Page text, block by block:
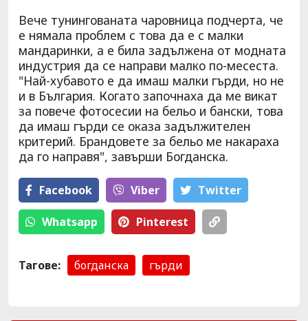
Вече тунингованата чаровница подчерта, че
е нямала проблем с това да е с малки
мандаринки, а е била задължена от модната
индустрия да се направи малко по-месеста.
"Най-хубавото е да имаш малки гърди, но не
и в България. Когато започнаха да ме викат
за повече фотосесии на бельо и бански, това
да имаш гърди се оказа задължителен
критерий. Брандовете за бельо ме накараха
да го направя", завърши Богданска.
Facebook Viber Тwitter
Whatsapp Pinterest
Тагове: богданска гърди